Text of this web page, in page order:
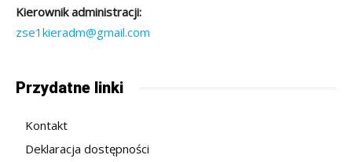
Kierownik administracji:
zse1kieradm@gmail.com
Przydatne linki
Kontakt
Deklaracja dostępności